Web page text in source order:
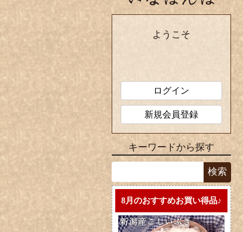
ようこそ
ログイン
新規会員登録
キーワードから探す
8月のおすすめお買い得品♪